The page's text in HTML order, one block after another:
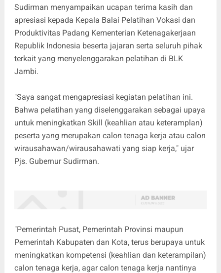
Sudirman menyampaikan ucapan terima kasih dan
apresiasi kepada Kepala Balai Pelatihan Vokasi dan
Produktivitas Padang Kementerian Ketenagakerjaan
Republik Indonesia beserta jajaran serta seluruh pihak
terkait yang menyelenggarakan pelatihan di BLK
Jambi.
"Saya sangat mengapresiasi kegiatan pelatihan ini.
Bahwa pelatihan yang diselenggarakan sebagai upaya
untuk meningkatkan Skill (keahlian atau keteramplan)
peserta yang merupakan calon tenaga kerja atau calon
wirausahawan/wirausahawati yang siap kerja," ujar
Pjs. Gubernur Sudirman.
"Pemerintah Pusat, Pemerintah Provinsi maupun
Pemerintah Kabupaten dan Kota, terus berupaya untuk
meningkatkan kompetensi (keahlian dan keterampilan)
calon tenaga kerja, agar calon tenaga kerja nantinya